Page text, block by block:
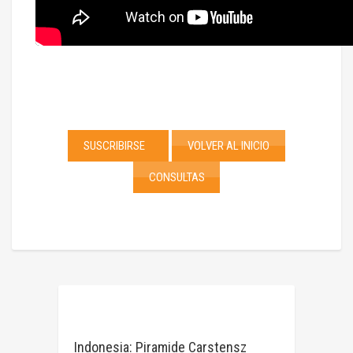
SUSCRIBIRSE VOLVER AL INICIO
CONSULTAS
Indonesia: Piramide Carstensz